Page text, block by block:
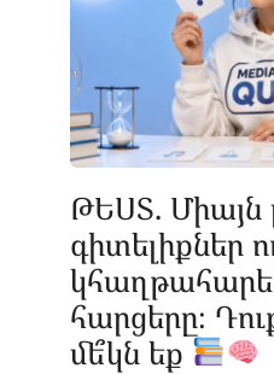
ԹԵՍՏ. Միայն
գիտելիքներ
հարցերը։
մե՞կն եք